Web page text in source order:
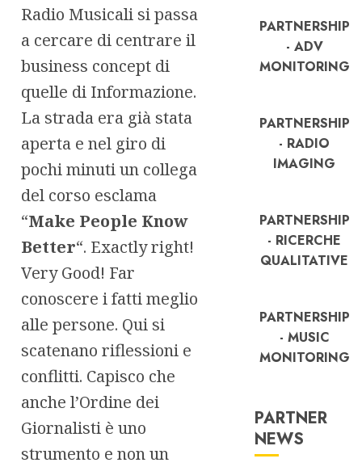
Radio Musicali si passa
a cercare di centrare il
business concept di
quelle di Informazione.
La strada era già stata
aperta e nel giro di
pochi minuti un collega
del corso esclama
“Make People Know
Better“. Exactly right!
Very Good! Far
conoscere i fatti meglio
alle persone. Qui si
scatenano riflessioni e
conflitti. Capisco che
anche l’Ordine dei
Giornalisti è uno
strumento e non un
PARTNERSHIP
- ADV
MONITORING
PARTNERSHIP
- RADIO
IMAGING
PARTNERSHIP
- RICERCHE
QUALITATIVE
PARTNERSHIP
- MUSIC
MONITORING
PARTNER
NEWS
FREE